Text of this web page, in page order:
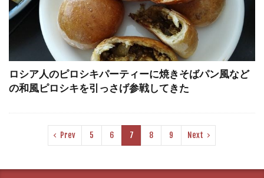
ロシア人のピロシキパーティーに焼きそばパン風など
の和風ピロシキを引っさげ参戦してきた
Prev 5 6 7 8 9 Next